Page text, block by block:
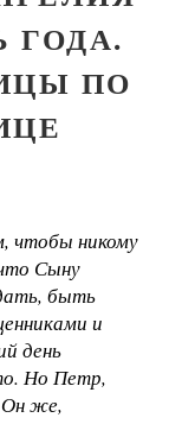
ГОДА.
ПО
чтобы никому
Сыну
быть
и
день
Но Петр,
Он же,